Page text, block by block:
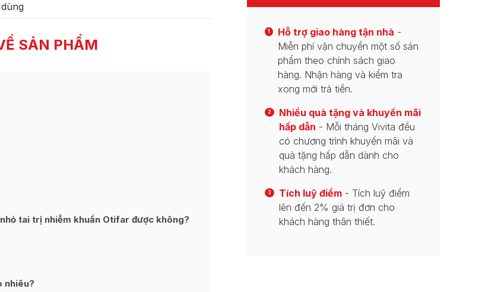
SẢN PHẨM
tai trị nhiễm khuẩn Otifar được không?
nhiêu?
1 Hỗ trợ giao hàng tận nhà -
Miễn phí vận chuyển một số sản
phẩm theo chính sách giao
hàng. Nhận hàng và kiểm tra
xong mới trả tiền.
2
Nhiều quà tặng và khuyến mãi
hấp dẫn - Mỗi tháng Vivita đều
có chương trình khuyến mãi và
quà tặng hấp dẫn dành cho
khách hàng.
3 Tích luỹ điểm - Tích luỹ điểm
lên đến 2% giá trị đơn cho
khách hàng thân thiết.